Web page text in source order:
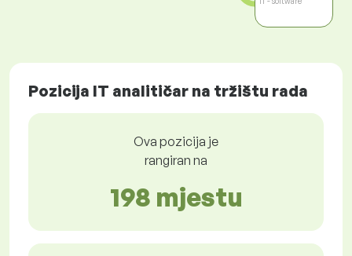
Pozicija IT analitičar na tržištu rada
Ova pozicija je
rangiran na
198 mjestu